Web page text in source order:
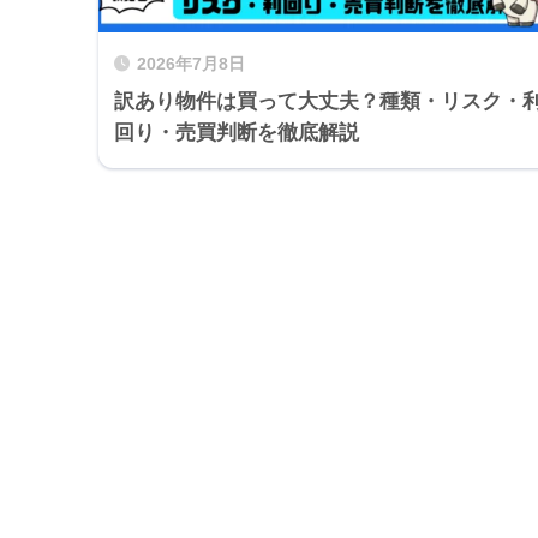
2026年7月8日
訳あり物件は買って大丈夫？種類・リスク・
回り・売買判断を徹底解説